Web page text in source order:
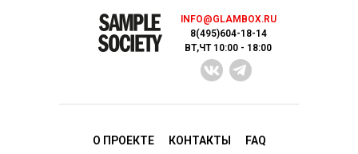
INFO@GLAMBOX.RU
8(495)604-18-14
ВТ,ЧТ 10:00 - 18:00
О ПРОЕКТЕ КОНТАКТЫ
FAQ